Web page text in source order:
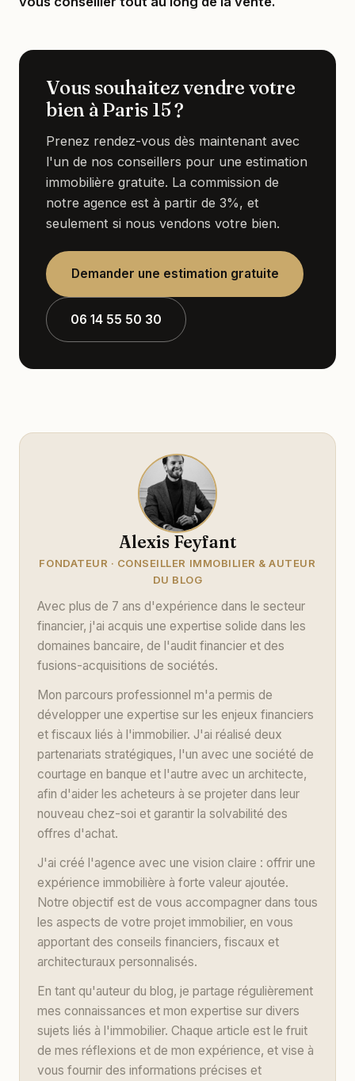
Vous souhaitez vendre votre
bien à Paris 15 ?
Prenez rendez-vous dès maintenant avec
l'un de nos conseillers pour une estimation
immobilière gratuite. La commission de
notre agence est à partir de 3%, et
seulement si nous vendons votre bien.
Demander une estimation gratuite
06 14 55 50 30
Alexis Feyfant
FONDATEUR · CONSEILLER IMMOBILIER & AUTEUR
DU BLOG
Avec plus de 7 ans d'expérience dans le secteur
financier, j'ai acquis une expertise solide dans les
domaines bancaire, de l'audit financier et des
fusions-acquisitions de sociétés.
Mon parcours professionnel m'a permis de
développer une expertise sur les enjeux financiers
et fiscaux liés à l'immobilier. J'ai réalisé deux
partenariats stratégiques, l'un avec une société de
courtage en banque et l'autre avec un architecte,
afin d'aider les acheteurs à se projeter dans leur
nouveau chez-soi et garantir la solvabilité des
offres d'achat.
J'ai créé l'agence avec une vision claire : offrir une
expérience immobilière à forte valeur ajoutée.
Notre objectif est de vous accompagner dans tous
les aspects de votre projet immobilier, en vous
apportant des conseils financiers, fiscaux et
architecturaux personnalisés.
En tant qu'auteur du blog, je partage régulièrement
mes connaissances et mon expertise sur divers
sujets liés à l'immobilier. Chaque article est le fruit
de mes réflexions et de mon expérience, et vise à
vous fournir des informations précises et